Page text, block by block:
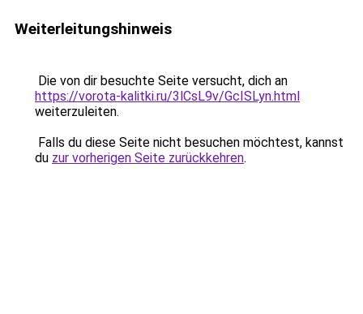
Weiterleitungshinweis
Die von dir besuchte Seite versucht, dich an
https://vorota-kalitki.ru/3lCsL9v/GcISLyn.html
weiterzuleiten.
Falls du diese Seite nicht besuchen möchtest, kannst
du zur vorherigen Seite zurückkehren.